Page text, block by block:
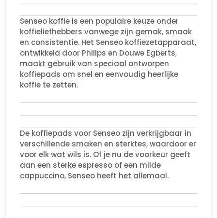
Senseo koffie is een populaire keuze onder
koffieliefhebbers vanwege zijn gemak, smaak
en consistentie. Het Senseo koffiezetapparaat,
ontwikkeld door Philips en Douwe Egberts,
maakt gebruik van speciaal ontworpen
koffiepads om snel en eenvoudig heerlijke
koffie te zetten.
De koffiepads voor Senseo zijn verkrijgbaar in
verschillende smaken en sterktes, waardoor er
voor elk wat wils is. Of je nu de voorkeur geeft
aan een sterke espresso of een milde
cappuccino, Senseo heeft het allemaal.